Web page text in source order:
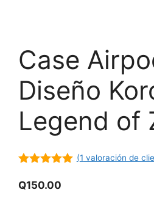
Case
Diseño
Legend of
(1 valoración de
Q150.00